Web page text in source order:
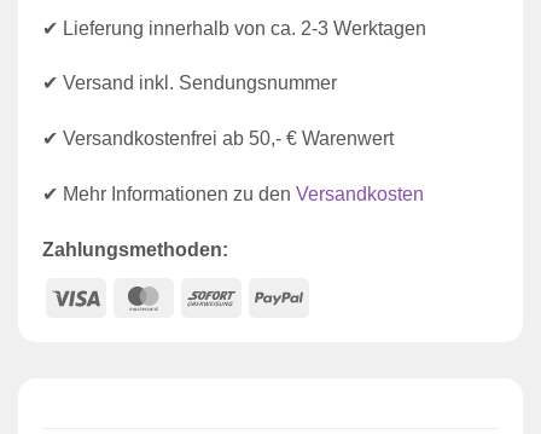
✔ Lieferung innerhalb von ca. 2-3 Werktagen
✔ Versand inkl. Sendungsnummer
✔ Versandkostenfrei ab 50,- € Warenwert
✔ Mehr Informationen zu den Versandkosten
Zahlungsmethoden:
Visa MasterCard
Sofort PayPal